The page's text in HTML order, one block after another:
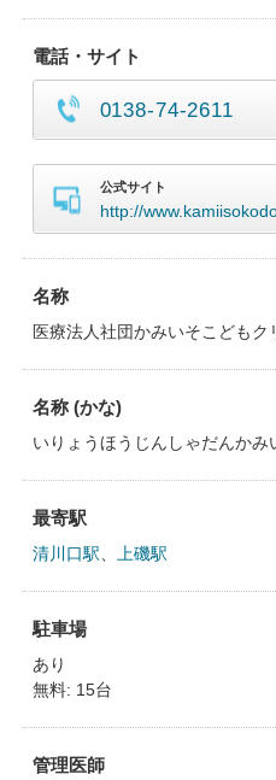
電話・サイト
0138-74-2611
公式サイト
http://
名称
医療法人社団かみいそこどもク
名称 (かな)
いりょうほうじんしゃだんかみ
最寄駅
清川口駅 上磯駅
駐車場
あり
無料: 15台
管理医師